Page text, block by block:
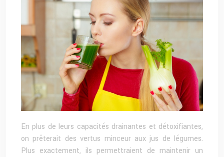
En plus de leurs capacités drainantes et détoxifiantes,
on prêterait des vertus minceur aux jus de légumes.
Plus exactement, ils permettraient de maintenir un